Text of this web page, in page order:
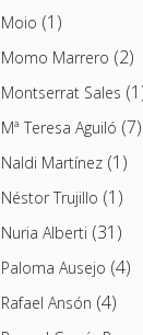
Moio (1)
Momo Marrero (2)
Montserrat Sales
Mª Teresa Aguiló (7)
Naldi Martínez(1)
Néstor Trujillo (1)
Nuria Alberti (31)
Paloma Ausejo (4)
Rafael Ansón (4)